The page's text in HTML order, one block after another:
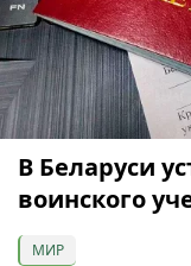
В Беларуси
воинского
МИР